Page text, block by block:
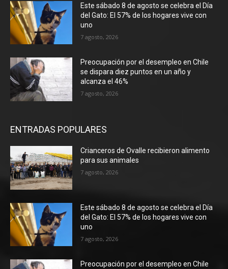
Este sábado 8 de agosto se celebra el Día
del Gato: El 57% de los hogares vive con
uno
7 agosto, 2026
Preocupación por el desempleo en Chile
se dispara diez puntos en un año y
alcanza el 46%
7 agosto, 2026
ENTRADAS POPULARES
Crianceros de Ovalle recibieron alimento
para sus animales
7 agosto, 2026
Este sábado 8 de agosto se celebra el Día
del Gato: El 57% de los hogares vive con
uno
7 agosto, 2026
Preocupación por el desempleo en Chile